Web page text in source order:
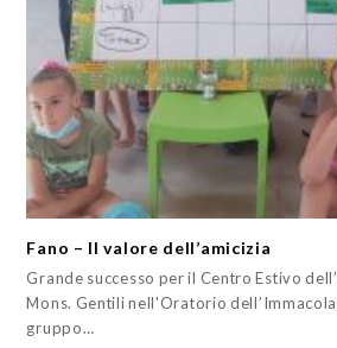
Fano – Il valore dell’amicizia
Grande successo per il Centro Estivo
Mons. Gentili nell'Oratorio
gruppo…